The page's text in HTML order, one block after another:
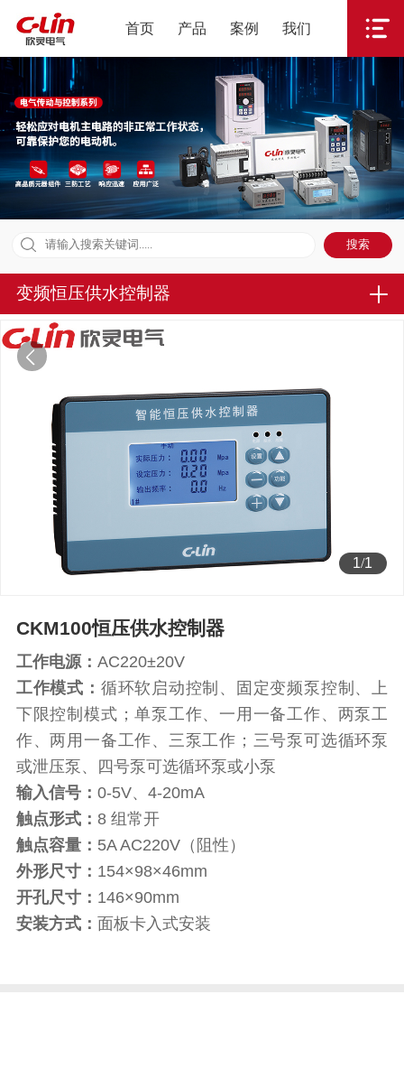
首页 产品 案例 我们
变频恒压供水控制器
1/1
CKM100恒压供水控制器
工作电源： AC220±20V
工作模式： 循环软启动控制、固定变频泵控制、上
下限控制模式；单泵工作、一用一备工作、两泵工
作、两用一备工作、三泵工作；三号泵可选循环泵
或泄压泵、四号泵可选循环泵或小泵
输入信号： 0-5V、4-20mA
触点形式： 8 组常开
触点容量： 5A AC220V（阻性）
外形尺寸： 154×98×46mm
开孔尺寸： 146×90mm
安装方式： 面板卡入式安装